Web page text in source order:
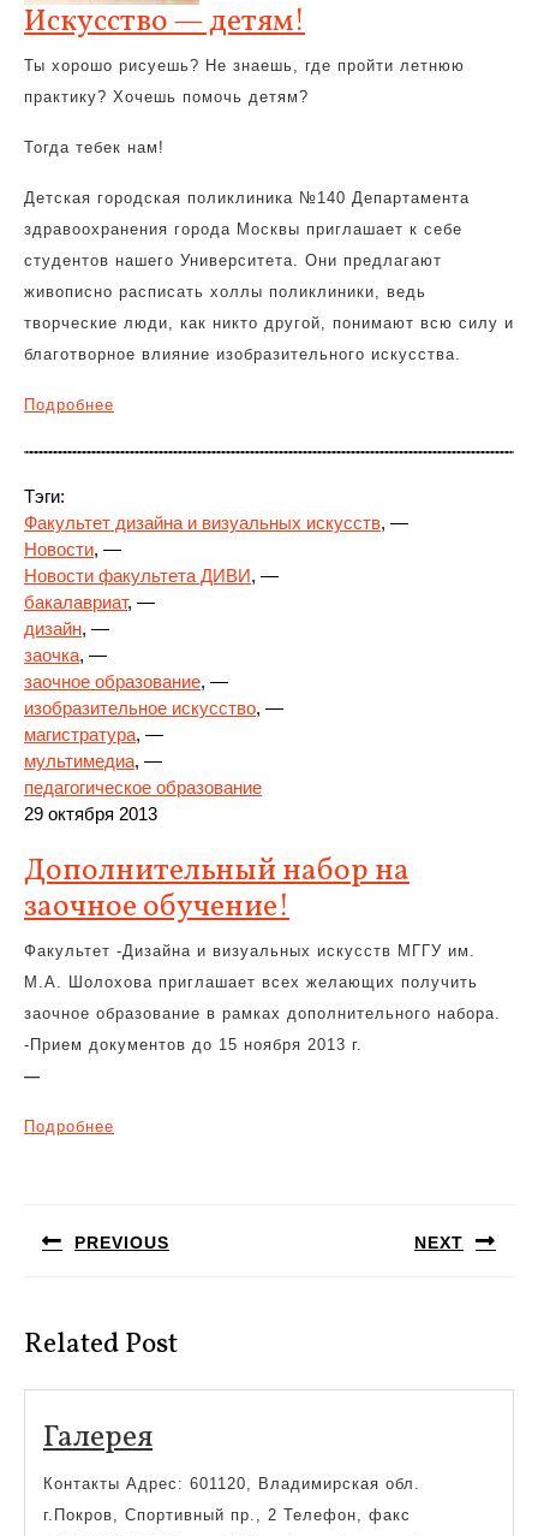
Искусство — детям!
Ты хорошо рисуешь? Не знаешь, где пройти летнюю
практику? Хочешь помочь детям?
Тогда тебек нам!
Детская городская поликлиника №140 Департамента
здравоохранения города Москвы приглашает к себе
студентов нашего Университета. Они предлагают
живописно расписать холлы поликлиники, ведь
творческие люди, как никто другой, понимают всю силу и
благотворное влияние изобразительного искусства.
Подробнее
Тэги:
Факультет дизайна и визуальных искусств, —
Новости, —
Новости факультета ДИВИ, —
бакалавриат, —
дизайн, —
заочка, —
заочное образование, —
изобразительное искусство, —
магистратура, —
мультимедиа, —
педагогическое образование
29 октября 2013
Дополнительный набор на
заочное обучение!
Факультет -Дизайна и визуальных искусств МГГУ им.
М.А. Шолохова приглашает всех желающих получить
заочное образование в рамках дополнительного набора.
-Прием документов до 15 ноября 2013 г.
—
Подробнее
записям
PREVIOUS NEXT
Related Post
ГалереяГалерея
Контакты Адрес: 601120, Владимирская обл.
г.Покров, Спортивный пр., 2 Телефон, факс